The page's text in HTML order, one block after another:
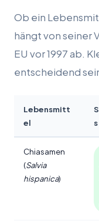
Ob ein
hängt von seiner
EU vor 1997 ab.
entscheidend
Lebensmitt
el
s
Chiasamen
(Salvia
hispanica)